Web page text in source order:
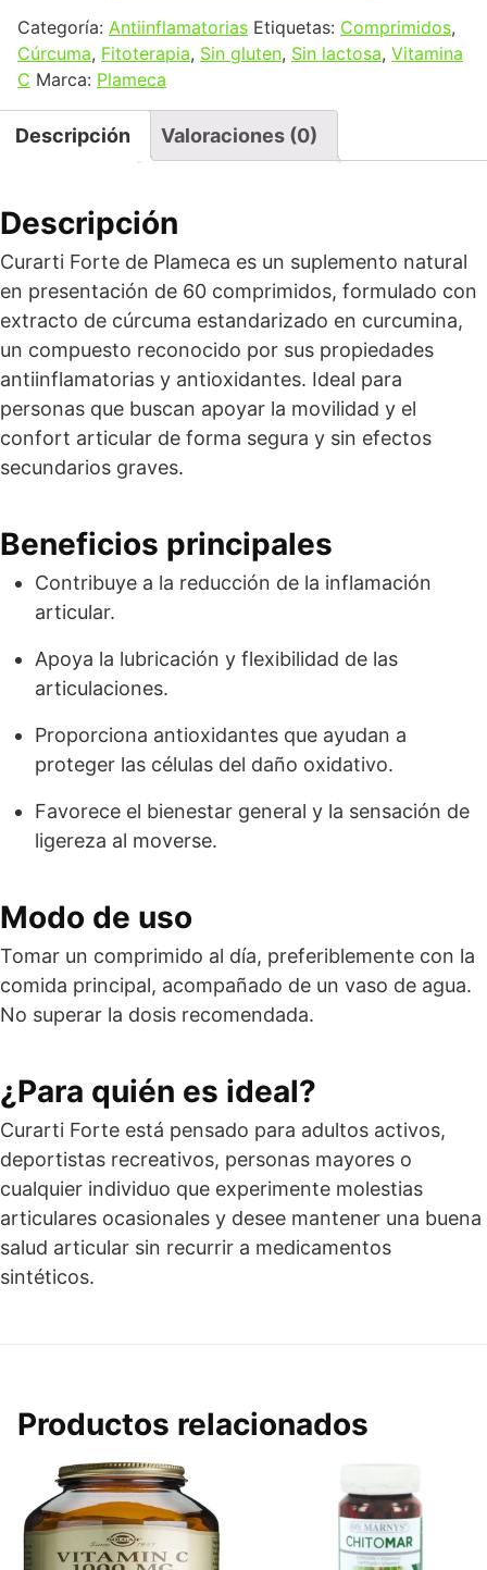
Categoría: Antiinflamatorias Etiquetas: Comprimidos,
Cúrcuma, Fitoterapia, Sin gluten, Sin lactosa, Vitamina
C Marca: Plameca
Descripción Valoraciones (0)
Descripción
Curarti Forte de Plameca es un suplemento natural
en presentación de 60 comprimidos, formulado con
extracto de cúrcuma estandarizado en curcumina,
un compuesto reconocido por sus propiedades
antiinflamatorias y antioxidantes. Ideal para
personas que buscan apoyar la movilidad y el
confort articular de forma segura y sin efectos
secundarios graves.
Beneficios principales
Contribuye a la reducción de la inflamación
articular.
Apoya la lubricación y flexibilidad de las
articulaciones.
Proporciona antioxidantes que ayudan a
proteger las células del daño oxidativo.
Favorece el bienestar general y la sensación de
ligereza al moverse.
Modo de uso
Tomar un comprimido al día, preferiblemente con la
comida principal, acompañado de un vaso de agua.
No superar la dosis recomendada.
¿Para quién es ideal?
Curarti Forte está pensado para adultos activos,
deportistas recreativos, personas mayores o
cualquier individuo que experimente molestias
articulares ocasionales y desee mantener una buena
salud articular sin recurrir a medicamentos
sintéticos.
Productos relacionados